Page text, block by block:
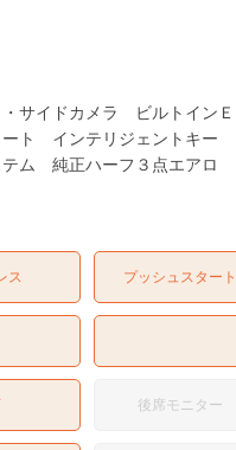
サイドカメラ ビルトイン
ト インテリジェントキー
ム 純正ハーフ３点エアロ
ス プッシュスタート
後席モニター